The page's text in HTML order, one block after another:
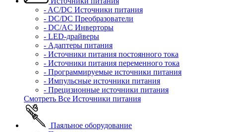
- AC/DC Источники питания
- DC/DC Преобразователи
- DC/AC Инверторы
- LED-драйверы
- Адаптеры питания
- Источники питания постоянного тока
- Источники питания переменного тока
- Программируемые источники питания
- Импульсные источники питания
- Прецизионные источники питания
Смотреть Все Источники питания
Паяльное оборудование